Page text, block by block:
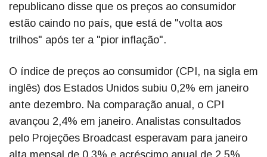
republicano disse que os preços ao consumidor
estão caindo no país, que está de "volta aos
trilhos" após ter a "pior inflação".
O índice de preços ao consumidor (CPI, na sigla em
inglês) dos Estados Unidos subiu 0,2% em janeiro
ante dezembro. Na comparação anual, o CPI
avançou 2,4% em janeiro. Analistas consultados
pelo Projeções Broadcast esperavam para janeiro